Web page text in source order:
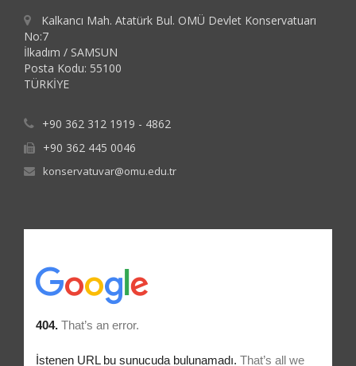
Kalkancı Mah. Atatürk Bul. OMÜ Devlet Konservatuarı
No:7
İlkadım / SAMSUN
Posta Kodu: 55100
TÜRKİYE
+90 362 312 1919 - 4862
+90 362 445 0046
konservatuvar@omu.edu.tr